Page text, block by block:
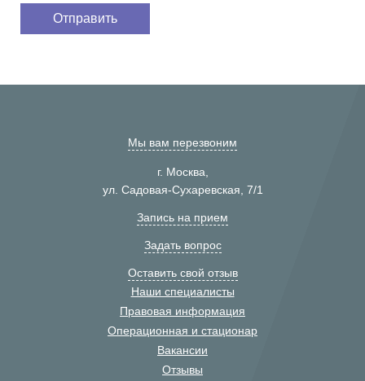
Мы вам перезвоним
г. Москва,
ул. Садовая-Сухаревская, 7/1
Запись на прием
Задать вопрос
Оставить свой отзыв
Наши специалисты
Правовая информация
Операционная и стационар
Вакансии
Отзывы